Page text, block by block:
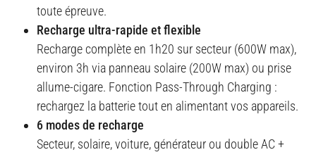
toute épreuve.
Recharge ultra-rapide et flexible
Recharge complète en 1h20 sur secteur (600W max),
environ 3h via panneau solaire (200W max) ou prise
allume-cigare. Fonction Pass-Through Charging :
rechargez la batterie tout en alimentant vos appareils.
6 modes de recharge
Secteur, solaire, voiture, générateur ou double AC +